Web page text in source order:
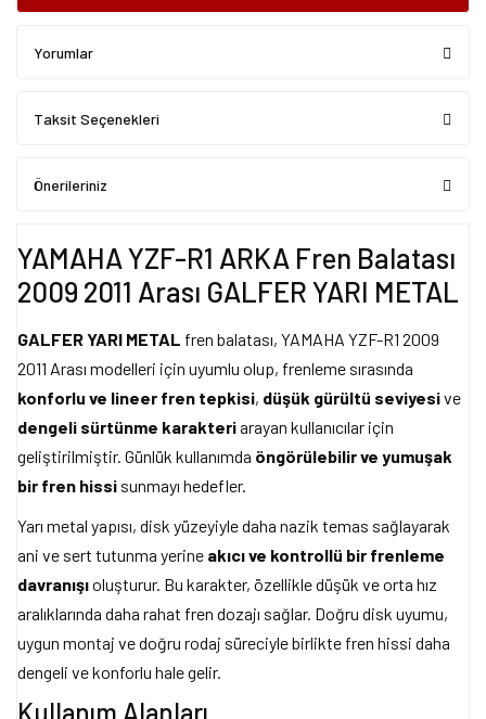
Yorumlar
Taksit Seçenekleri
Önerileriniz
YAMAHA YZF-R1 ARKA Fren Balatası
2009 2011 Arası GALFER YARI METAL
GALFER YARI METAL fren balatası, YAMAHA YZF-R1 2009
2011 Arası modelleri için uyumlu olup, frenleme sırasında
konforlu ve lineer fren tepkisi, düşük gürültü seviyesive
dengeli sürtünme karakteriarayan kullanıcılar için
geliştirilmiştir. Günlük kullanımda öngörülebilir ve yumuşak
bir fren hissi sunmayı hedefler.
Yarı metal yapısı, disk yüzeyiyle daha nazik temas sağlayarak
ani ve sert tutunma yerine akıcı ve kontrollü bir frenleme
davranışıoluşturur. Bu karakter, özellikle düşük ve orta hız
aralıklarında daha rahat fren dozajı sağlar. Doğru disk uyumu,
uygun montaj ve doğru rodaj süreciyle birlikte fren hissi daha
dengeli ve konforlu hale gelir.
Kullanım Alanları